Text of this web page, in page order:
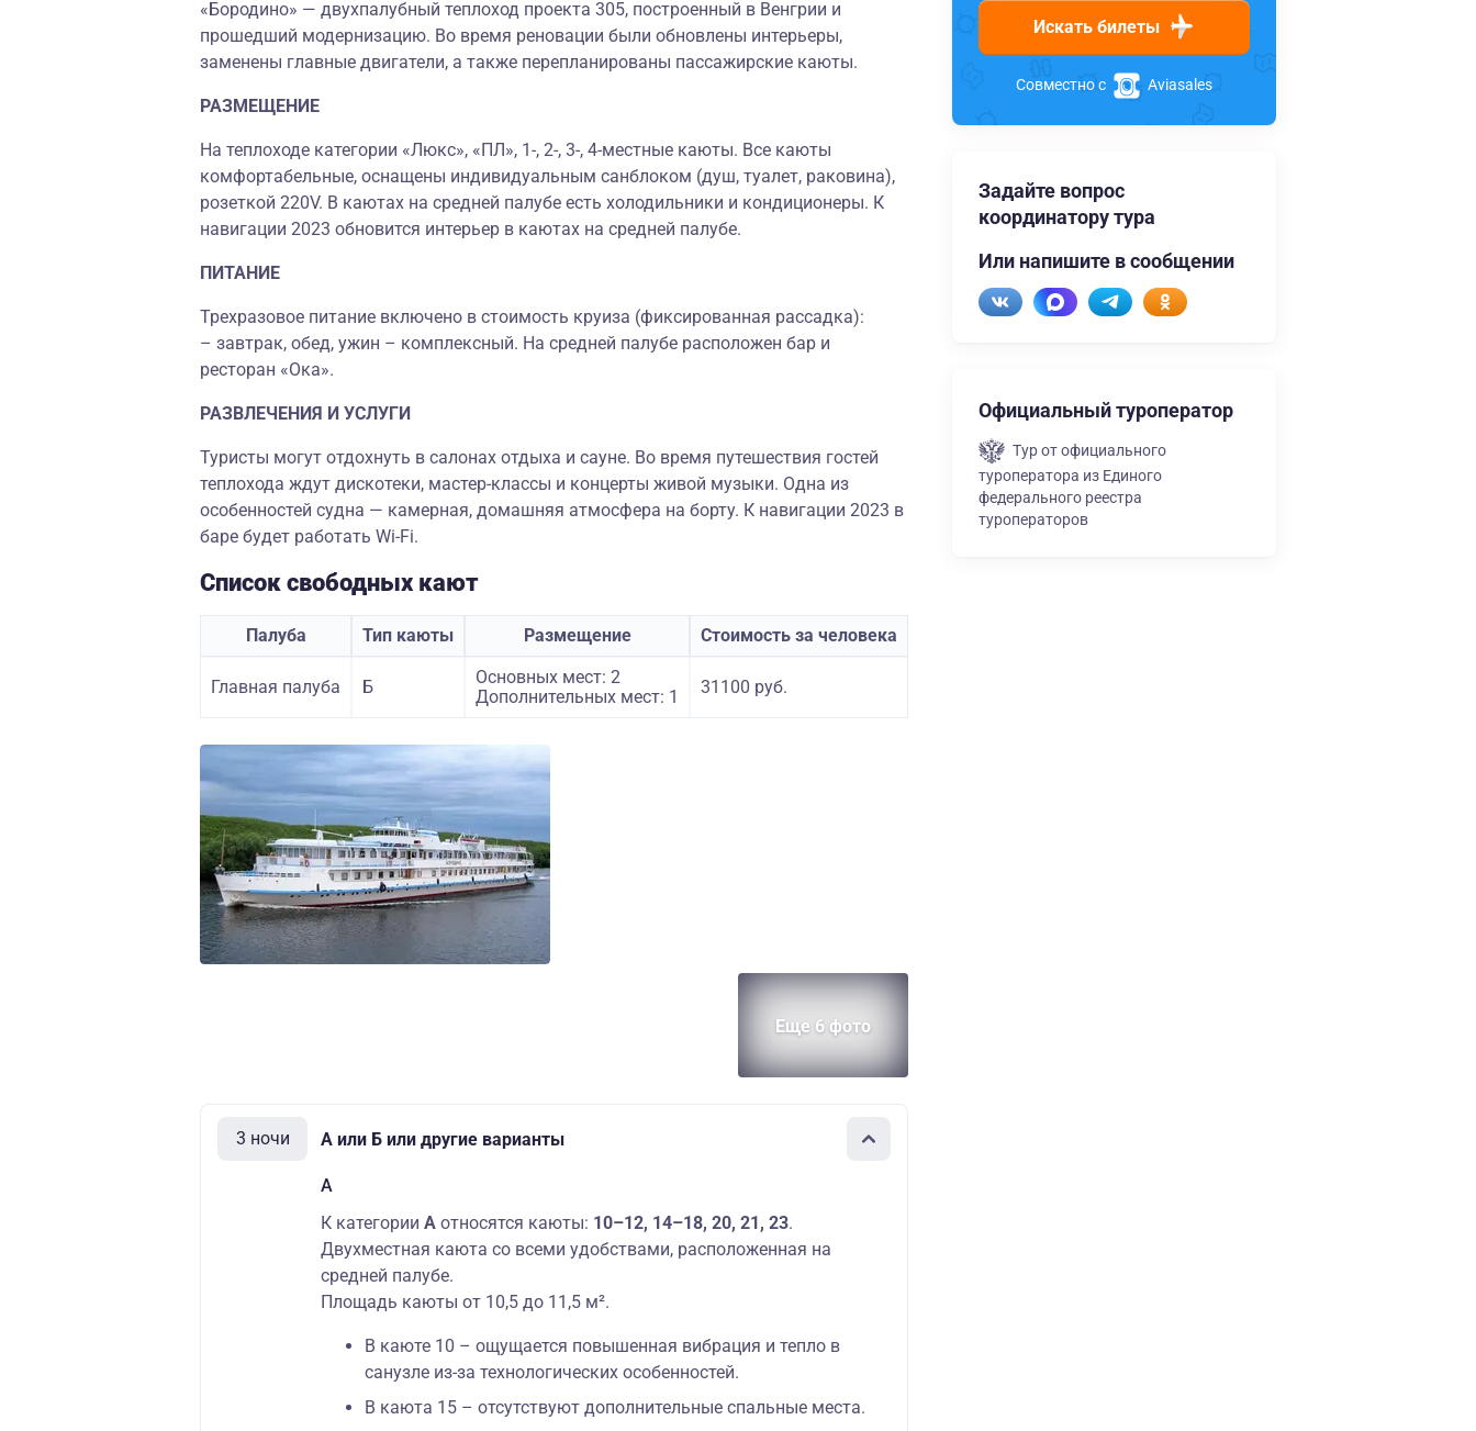
«Бородино» — двухпалубный теплоход проекта 305, построенный в Венгрии и
прошедший модернизацию. Во время реновации были обновлены интерьеры,
заменены главные двигатели, а также перепланированы пассажирские каюты.
РАЗМЕЩЕНИЕ
На теплоходе категории «Люкс», «ПЛ», 1-, 2-, 3-, 4-местные каюты. Все каюты
комфортабельные, оснащены индивидуальным санблоком (душ, туалет, раковина),
розеткой 220V. В каютах на средней палубе есть холодильники и кондиционеры. К
навигации 2023 обновится интерьер в каютах на средней палубе.
ПИТАНИЕ
Трехразовое питание включено в стоимость круиза (фиксированная рассадка):
– завтрак, обед, ужин – комплексный. На средней палубе расположен бар и
ресторан «Ока».
РАЗВЛЕЧЕНИЯ И УСЛУГИ
Туристы могут отдохнуть в салонах отдыха и сауне. Во время путешествия гостей
теплохода ждут дискотеки, мастер-классы и концерты живой музыки. Одна из
особенностей судна — камерная, домашняя атмосфера на борту. К навигации 2023 в
баре будет работать Wi-Fi.
Список свободных кают
Палуба Тип каюты Размещение Стоимость за человека
Главная палуба Б
Основных мест: 2
Дополнительных мест: 1
31100 руб.
Еще 6 фото
3 ночи А или Б или другие варианты
А
К категории А относятся каюты: 10–12, 14–18, 20, 21, 23.
Двухместная каюта со всеми удобствами, расположенная на
средней палубе.
Площадь каюты от 10,5 до 11,5 м².
В каюте 10 – ощущается повышенная вибрация и тепло в
санузле из-за технологических особенностей.
В каюта 15 – отсутствуют дополнительные спальные места.
Искать билеты
Совместно с Aviasales
Задайте вопрос
координатору тура
Или напишите в сообщении
Официальный туроператор
Тур от официального
туроператора из Единого
федерального реестра
туроператоров